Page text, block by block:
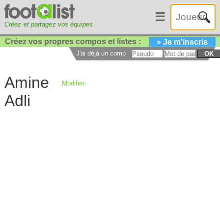
Créez et partagez vos équipes
☰
Créez vos propres compos et listes : » Je m'inscris
J'ai déjà un compte : OK
Amine
Adli
Modifier